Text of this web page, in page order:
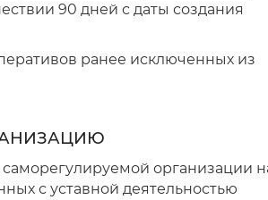
90 дней с даты создания
ранее исключенных из
организации
с уставной деятельностью